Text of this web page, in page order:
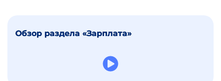
Обзор раздела «Зарплата»